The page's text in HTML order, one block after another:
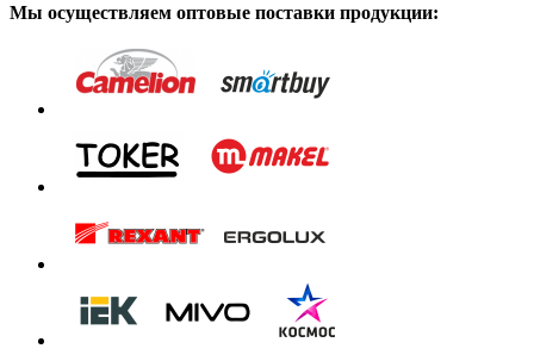
Мы осуществляем оптовые поставки продукции: